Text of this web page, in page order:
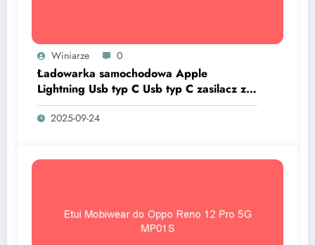
Winiarze 0
Ładowarka samochodowa Apple
Lightning Usb typ C Usb typ C zasilacz z
kablem
2025-09-24